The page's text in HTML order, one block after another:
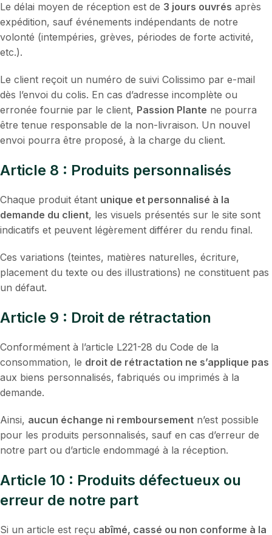
Le délai moyen de réception est de 3 jours ouvrés après
expédition, sauf événements indépendants de notre
volonté (intempéries, grèves, périodes de forte activité,
etc.).
Le client reçoit un numéro de suivi Colissimo par e-mail
dès l’envoi du colis. En cas d’adresse incomplète ou
erronée fournie par le client, Passion Plante ne pourra
être tenue responsable de la non-livraison. Un nouvel
envoi pourra être proposé, à la charge du client.
Article 8 : Produits personnalisés
Chaque produit étant unique et personnalisé à la
demande du client, les visuels présentés sur le site sont
indicatifs et peuvent légèrement différer du rendu final.
Ces variations (teintes, matières naturelles, écriture,
placement du texte ou des illustrations) ne constituent pas
un défaut.
Article 9 : Droit de rétractation
Conformément à l’article L221-28 du Code de la
consommation, le droit de rétractation ne s’applique pas
aux biens personnalisés, fabriqués ou imprimés à la
demande.
Ainsi, aucun échange ni remboursement n’est possible
pour les produits personnalisés, sauf en cas d’erreur de
notre part ou d’article endommagé à la réception.
Article 10 : Produits défectueux ou
erreur de notre part
Si un article est reçu abîmé, cassé ou non conforme à la